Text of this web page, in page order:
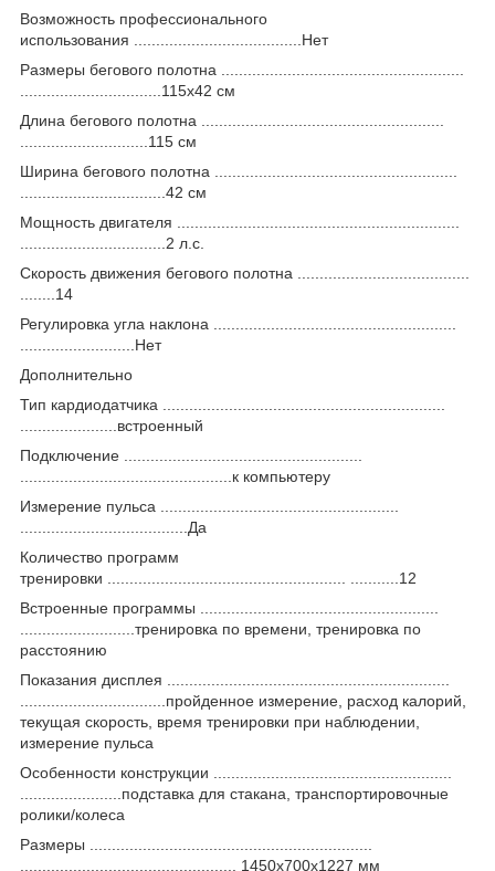
Возможность профессионального
использования ......................................Нет
Размеры бегового полотна .......................................................
................................115x42 см
Длина бегового полотна .......................................................
.............................115 см
Ширина бегового полотна .......................................................
.................................42 см
Мощность двигателя ................................................................
.................................2 л.с.
Скорость движения бегового полотна .......................................
........14
Регулировка угла наклона .......................................................
..........................Нет
Дополнительно
Тип кардиодатчика ................................................................
......................встроенный
Подключение ......................................................
................................................к компьютеру
Измерение пульса ......................................................
......................................Да
Количество программ
тренировки ...................................................... ...........12
Встроенные программы ......................................................
..........................тренировка по времени, тренировка по
расстоянию
Показания дисплея ................................................................
.................................пройденное измерение, расход калорий,
текущая скорость, время тренировки при наблюдении,
измерение пульса
Особенности конструкции ......................................................
.......................подставка для стакана, транспортировочные
ролики/колеса
Размеры ................................................................
................................................. 1450x700x1227 мм